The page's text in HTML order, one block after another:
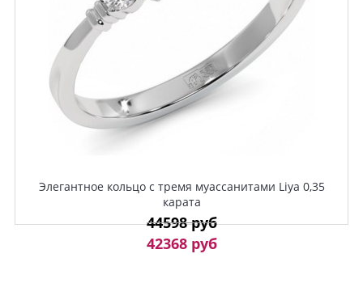
Элегантное кольцо с тремя муассанитами Liya 0,35
карата
44598 руб
42368 руб